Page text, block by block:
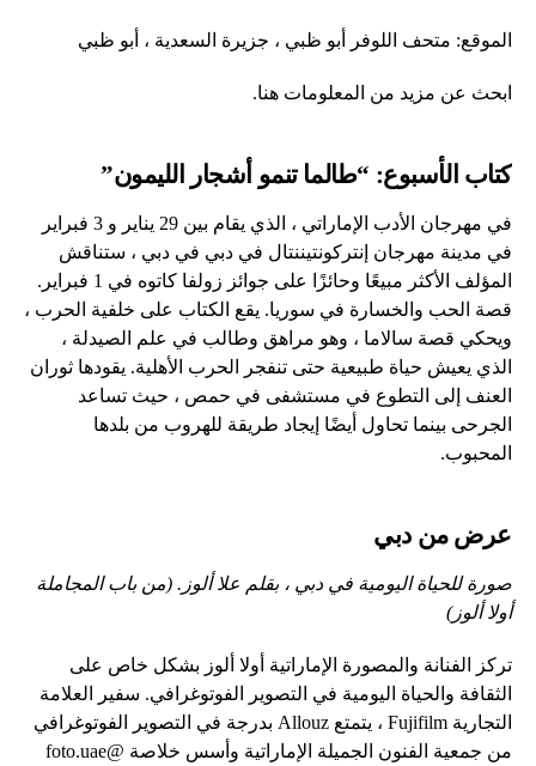
الموقع: متحف اللوفر أبو ظبي ، جزيرة السعدية ، أبو ظبي
ابحث عن مزيد من المعلومات هنا.
كتاب الأسبوع: “طالما تنمو أشجار الليمون”
في مهرجان الأدب الإماراتي ، الذي يقام بين 29 يناير و 3 فبراير
في مدينة مهرجان إنتركونتيننتال في دبي في دبي ، ستناقش
المؤلف الأكثر مبيعًا وحائزًا على جوائز زولفا كاتوه في 1 فبراير.
قصة الحب والخسارة في سوريا. يقع الكتاب على خلفية الحرب ،
ويحكي قصة سالاما ، وهو مراهق وطالب في علم الصيدلة ،
الذي يعيش حياة طبيعية حتى تنفجر الحرب الأهلية. يقودها ثوران
العنف إلى التطوع في مستشفى في حمص ، حيث تساعد
الجرحى بينما تحاول أيضًا إيجاد طريقة للهروب من بلدها
المحبوب.
عرض من دبي
صورة للحياة اليومية في دبي ، بقلم علا ألوز. (من باب المجاملة
أولا ألوز)
تركز الفنانة والمصورة الإماراتية أولا ألوز بشكل خاص على
الثقافة والحياة اليومية في التصوير الفوتوغرافي. سفير العلامة
التجارية Fujifilm ، يتمتع Allouz بدرجة في التصوير الفوتوغرافي
من جمعية الفنون الجميلة الإماراتية وأسس خلاصة @foto.uae